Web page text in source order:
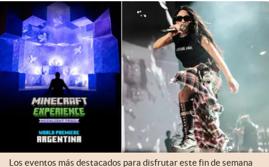
Clase
Clima
Mundial 2026
Eventos Corporativos
El Cronista Studio
abre en nueva pestaña
Argentina
Los eventos más destacados para disfrutar este fin de semana